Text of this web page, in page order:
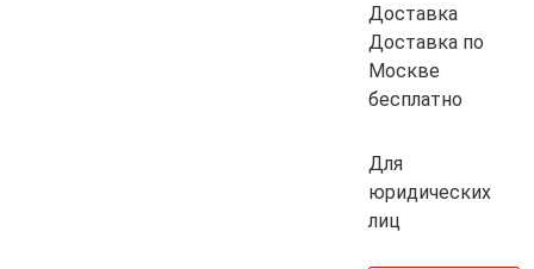
Доставка
Доставка по
Москве
бесплатно
Для
юридических
лиц